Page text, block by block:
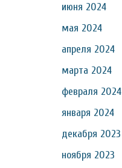
июня 2024
мая 2024
апреля 2024
марта 2024
февраля 2024
января 2024
декабря 2023
ноября 2023